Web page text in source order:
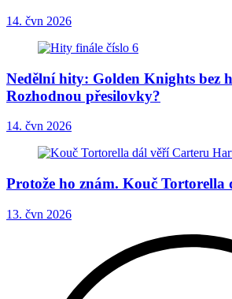
14. čvn 2026
Nedělní hity: Golden Knights bez
Rozhodnou přesilovky?
14. čvn 2026
Protože ho znám. Kouč
13. čvn 2026